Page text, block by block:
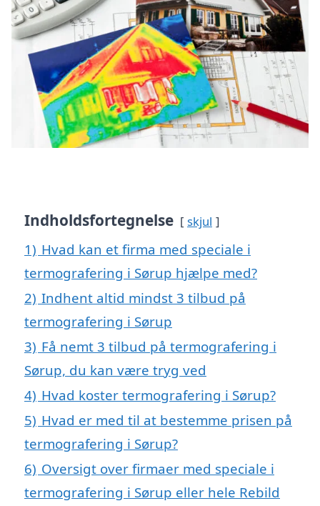
Indholdsfortegnelse skjul
1) Hvad kan et firma med speciale i
termografering i Sørup hjælpe med?
2) Indhent altid mindst 3 tilbud på
termografering i Sørup
3) Få nemt 3 tilbud på termografering i
Sørup, du kan være tryg ved
4) Hvad koster termografering i Sørup?
5) Hvad er med til at bestemme prisen på
termografering i Sørup?
6) Oversigt over firmaer med speciale i
termografering i Sørup eller hele Rebild